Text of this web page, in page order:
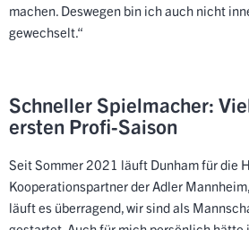
machen. Deswegen bin ich auch nicht
gewechselt.“
Schneller Spielmacher:
ersten Profi-Saison
Seit Sommer 2021 läuft Dunham für die
Kooperationspartner derAdler Mannheim
läuft es überragend, wir sind als